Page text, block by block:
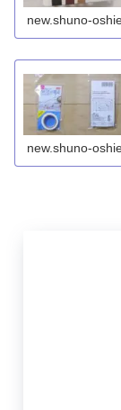
new.shuno-
new.shuno-